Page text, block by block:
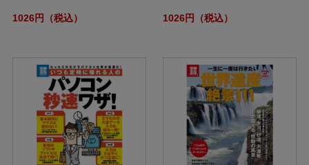
1026円（税込） 1026円（税込）